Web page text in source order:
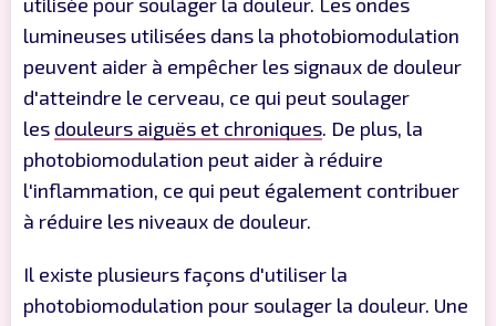
utilisée pour soulager la douleur. Les ondes
lumineuses utilisées dans la photobiomodulation
peuvent aider à empêcher les signaux de douleur
d'atteindre le cerveau, ce qui peut soulager
les douleurs aiguës et chroniques. De plus, la
photobiomodulation peut aider à réduire
l'inflammation, ce qui peut également contribuer
à réduire les niveaux de douleur.
Il existe plusieurs façons d'utiliser la
photobiomodulation pour soulager la douleur. Une